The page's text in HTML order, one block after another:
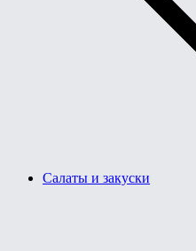
Салаты и закуски